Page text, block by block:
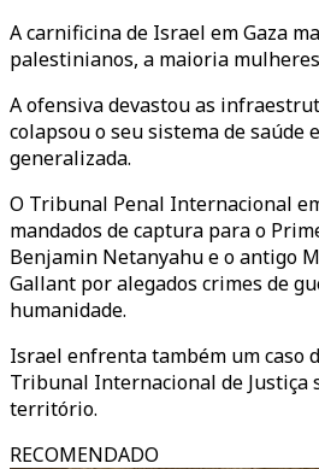
A carnificina de Israel em Gaza
palestinianos, a maioria
A ofensiva devastou as
colapsou o seu sistema de saúde
generalizada.
O Tribunal Penal Internacional
mandados de captura para o
Benjamin Netanyahu e o antigo
Gallant por alegados crimes de
humanidade.
Israel enfrenta também um caso
Tribunal Internacional de Justiça
território.
RECOMENDADO